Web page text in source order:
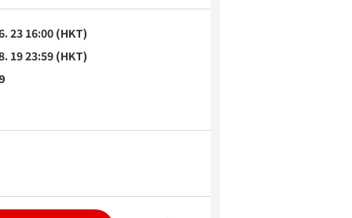
23 16:00 (HKT)
19 23:59 (HKT)